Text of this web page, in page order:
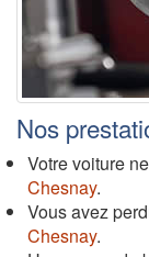
Nos
Votre voiture
Chesnay.
Vous avez
Chesnay.